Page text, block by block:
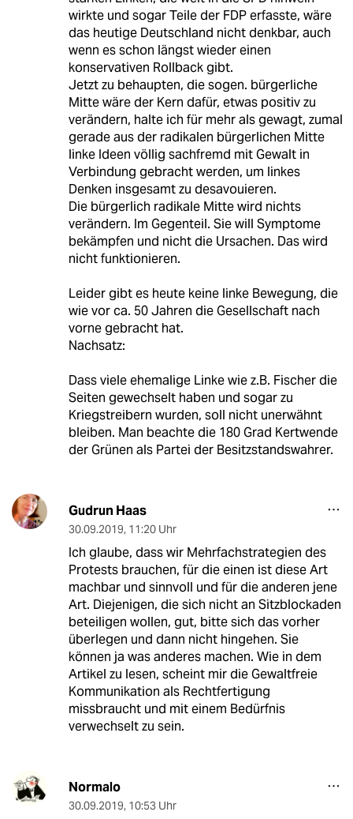
wirkte und sogar Teile der FDP erfasste, wäre
das heutige Deutschland nicht denkbar, auch
wenn es schon längst wieder einen
konservativen Rollback gibt.
Jetzt zu behaupten, die sogen. bürgerliche
Mitte wäre der Kern dafür, etwas positiv zu
verändern, halte ich für mehr als gewagt, zumal
gerade aus der radikalen bürgerlichen Mitte
linke Ideen völlig sachfremd mit Gewalt in
Verbindung gebracht werden, um linkes
Denken insgesamt zu desavouieren.
Die bürgerlich radikale Mitte wird nichts
verändern. Im Gegenteil. Sie will Symptome
bekämpfen und nicht die Ursachen. Das wird
nicht funktionieren.
Leider gibt es heute keine linke Bewegung, die
wie vor ca. 50 Jahren die Gesellschaft nach
vorne gebracht hat.
Nachsatz:
Dass viele ehemalige Linke wie z.B. Fischer die
Seiten gewechselt haben und sogar zu
Kriegstreibern wurden, soll nicht unerwähnt
bleiben. Man beachte die 180 Grad Kertwende
der Grünen als Partei der Besitzstandswahrer.
Gudrun Haas
30.09.2019, 11:20 Uhr
Ich glaube, dass wir Mehrfachstrategien des
Protests brauchen, für die einen ist diese Art
machbar und sinnvoll und für die anderen jene
Art. Diejenigen, die sich nicht an Sitzblockaden
beteiligen wollen, gut, bitte sich das vorher
überlegen und dann nicht hingehen. Sie
können ja was anderes machen. Wie in dem
Artikel zu lesen, scheint mir die Gewaltfreie
Kommunikation als Rechtfertigung
missbraucht und mit einem Bedürfnis
verwechselt zu sein.
Normalo
30.09.2019, 10:53 Uhr